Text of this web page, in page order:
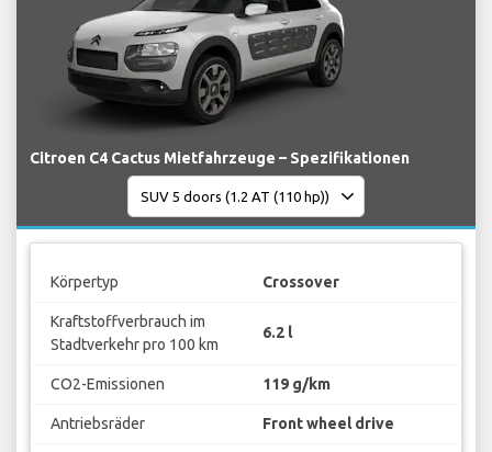
Citroen C4 Cactus Mietfahrzeuge – Spezifikationen
Körpertyp Crossover
Kraftstoffverbrauch im
Stadtverkehr pro 100 km
6.2 l
CO2-Emissionen 119 g/km
Antriebsräder Front wheel drive